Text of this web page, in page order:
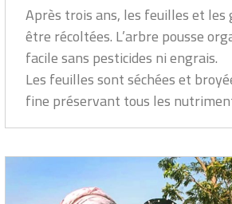
Après trois ans, les feuilles et les
être récoltées. L’arbre pousse
facile sans pesticides ni engrais.
Les feuilles sont séchées et
fine préservant tous les